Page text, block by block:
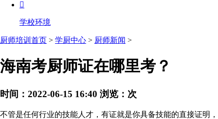

学校环境
厨师培训首页 > 学厨中心 > 厨师新闻 >
海南考厨师证在哪里考？
时间：2022-06-15 16:40 浏览： 次
不管是任何行业的技能人才，有证就是你具备技能的直接证明，